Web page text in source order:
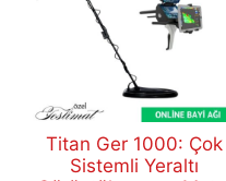
Titan Ger 1000: Çok
Sistemli Yeraltı